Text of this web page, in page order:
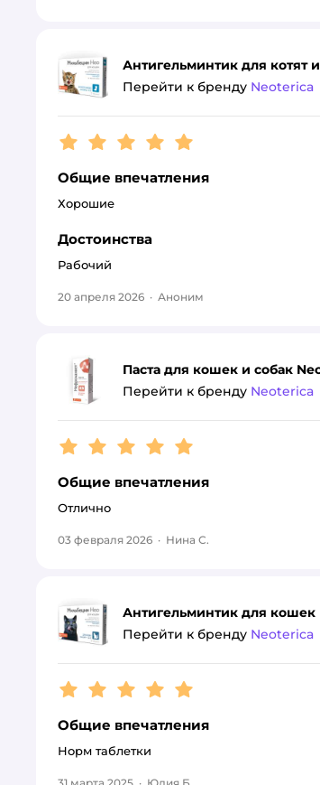
Антигельминтик для котят
Перейти к бренду Neoterica
Рейтинг:5
Общие впечатления
Хорошие
Достоинства
Рабочий
20 апреля 2026 · Аноним
Паста для кошек и собак
Перейти к бренду Neoterica
Рейтинг:5
Общие впечатления
Отлично
03 февраля 2026 · Нина С.
Антигельминтик для кошек
Перейти к бренду Neoterica
Рейтинг:5
Общие впечатления
Норм таблетки